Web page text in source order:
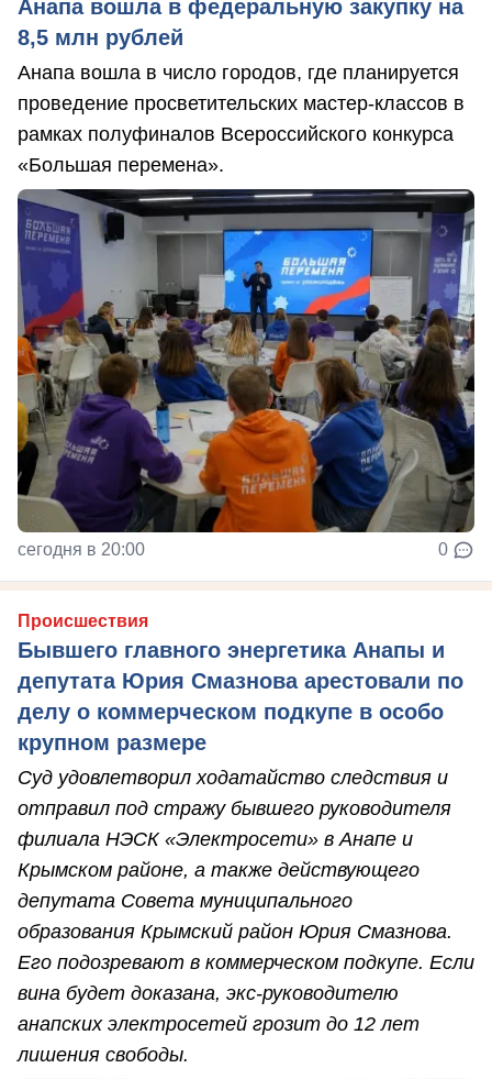
Анапа вошла в федеральную закупку на
8,5 млн рублей
Анапа вошла в число городов, где планируется
проведение просветительских мастер-классов в
рамках полуфиналов Всероссийского конкурса
«Большая перемена».
сегодня в 20:00 0
Происшествия
Бывшего главного энергетика Анапы и
депутата Юрия Смазнова арестовали по
делу о коммерческом подкупе в особо
крупном размере
Суд удовлетворил ходатайство следствия и
отправил под стражу бывшего руководителя
филиала НЭСК «Электросети» в Анапе и
Крымском районе, а также действующего
депутата Совета муниципального
образования Крымский район Юрия Смазнова.
Его подозревают в коммерческом подкупе. Если
вина будет доказана, экс-руководителю
анапских электросетей грозит до 12 лет
лишения свободы.